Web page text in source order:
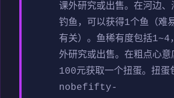
课外研究或出售。 在河边、
钓鱼，可以获得1个鱼（难
有关）。鱼稀有度包括1~4
外研究或出售。 在粗点心意
100元获取一个扭蛋。扭蛋
nobefifty-